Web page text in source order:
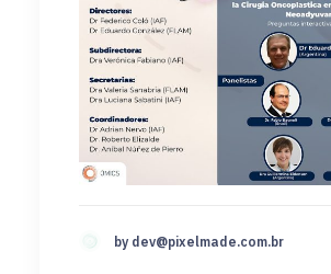
by dev@pixelmade.com.br